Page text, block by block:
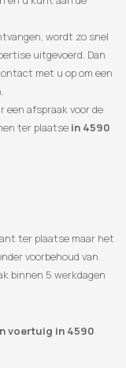
wordt zo snel
uitgevoerd. Dan
met u op om een
een afspraak voor de
ter plaatse in 4590
ter plaatse maar het
voorbehoud van
binnen 5 werkdagen
voertuig in 4590